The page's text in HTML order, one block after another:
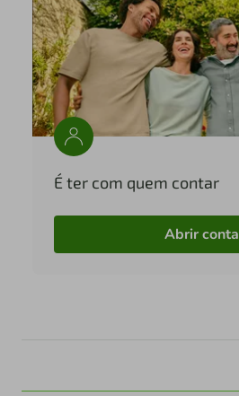
É ter com quem contar
Abrir conta